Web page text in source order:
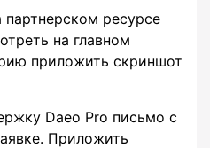
партнерском ресурсе
на главном
приложить скриншот
Daeo Pro письмо с
Приложить